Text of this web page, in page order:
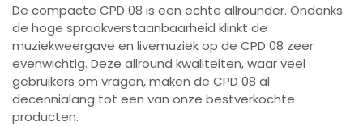
De compacte CPD 08 is een echte allrounder. Ondanks
de hoge spraakverstaanbaarheid klinkt de
muziekweergave en livemuziek op de CPD 08 zeer
evenwichtig. Deze allround kwaliteiten, waar veel
gebruikers om vragen, maken de CPD 08 al
decennialang tot een van onze bestverkochte
producten.